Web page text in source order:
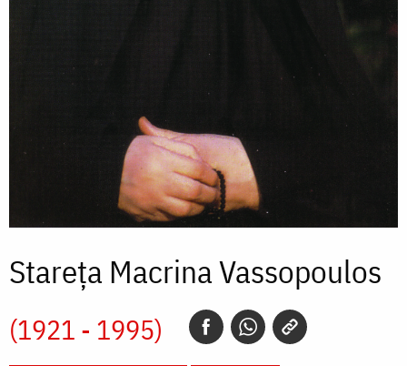
Stareța Macrina Vassopoulos
(1921 - 1995)